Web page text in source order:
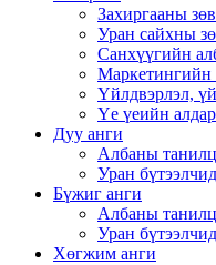
Захиргааны
Уран сайхны
Санхүүгийн
Маркетингийн
Үйлдвэрлэл,
Үе үеийн
Дуу анги
Албаны
Уран
Бүжиг анги
Албаны
Уран
Хөгжим анги